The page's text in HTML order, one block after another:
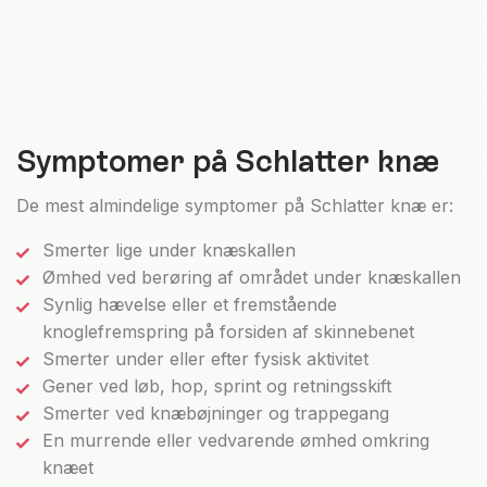
Symptomer på Schlatter knæ
De mest almindelige symptomer på Schlatter knæ er:
Smerter lige under knæskallen
Ømhed ved berøring af området under knæskallen
Synlig hævelse eller et fremstående
knoglefremspring på forsiden af skinnebenet
Smerter under eller efter fysisk aktivitet
Gener ved løb, hop, sprint og retningsskift
Smerter ved knæbøjninger og trappegang
En murrende eller vedvarende ømhed omkring
knæet